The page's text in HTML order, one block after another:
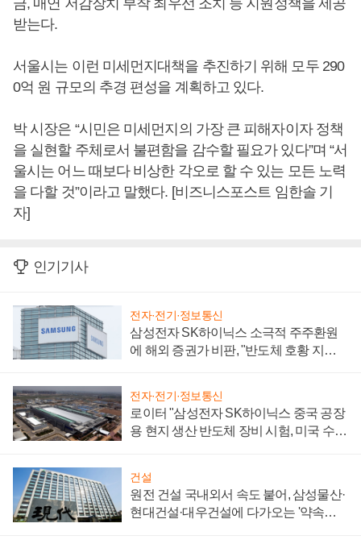
받는다.
서울시는 이런 미세먼지대책을 추진하기 위해 모두 290
0억 원 규모의 추경 편성을 계획하고 있다.
박 시장은 “시민은 미세먼지의 가장 큰 피해자이자 정책
을 실현할 주체로서 불편함을 감수할 필요가 있다”며 “서
울시는 어느 때보다 비상한 각오로 할 수 있는 모든 노력
을 다할 것”이라고 말했다. [비즈니스포스트 임한솔 기
자]
인기기사
전자·전기·정보통신
삼성전자 SK하이닉스 소극적 주주환원
에 해외 증권가 비판, "반도체 호황 지속
전자·전기·정보통신
로이터 "삼성전자 SK하이닉스 중국 공장
용 현지 생산 반도체 장비 시험, 미국 수출
건설
원전 건설 국내외서 속도 붙어, 삼성물산·
현대건설·대우건설에 다가오는 '약속의